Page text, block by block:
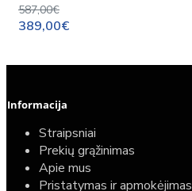
587,00€
389,00€
Informacija
Straipsniai
Prekių grąžinimas
Apie mus
Pristatymas ir apmokėjimas